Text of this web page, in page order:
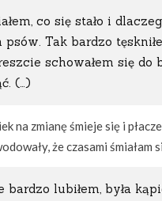
co się stało i
Tak bardzo
schowałem się do
(…)
na zmianę śmieje się i
że czasami śmiałam
bardzo lubiłem, była